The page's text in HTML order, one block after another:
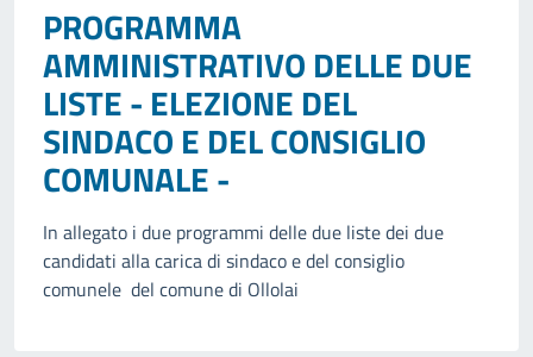
PROGRAMMA
AMMINISTRATIVO DELLE DUE
LISTE - ELEZIONE DEL
SINDACO E DEL CONSIGLIO
COMUNALE -
In allegato i due programmi delle due liste dei due
candidati alla carica di sindaco e del consiglio
comunele del comune di Ollolai